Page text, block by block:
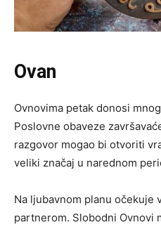
Ovan
Ovnovima petak donosi
Poslovne obaveze
razgovor mogao bi otvoriti
veliki značaj u narednom
Na ljubavnom planu očekuje
partnerom. Slobodni Ovnovi